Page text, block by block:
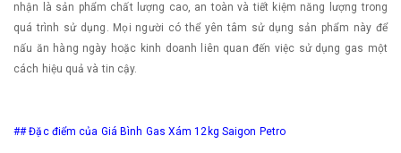
nhận là sản phẩm chất lượng cao, an toàn và tiết kiệm năng lượng trong
quá trình sử dụng. Mọi người có thể yên tâm sử dụng sản phẩm này để
nấu ăn hàng ngày hoặc kinh doanh liên quan đến việc sử dụng gas một
cách hiệu quả và tin cậy.
## Đặc điểm của Giá Bình Gas Xám 12kg Saigon Petro